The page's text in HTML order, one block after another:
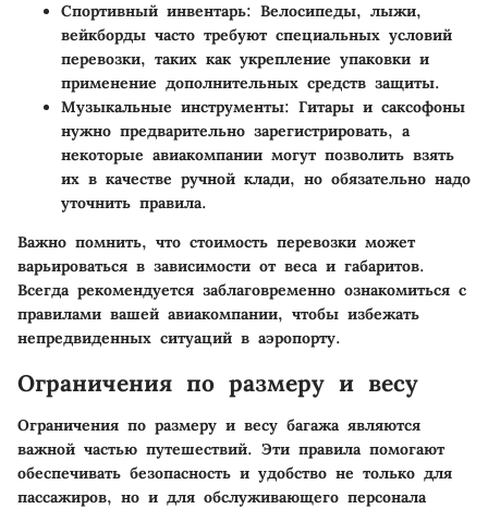
Спортивный инвентарь: Велосипеды, лыжи,
вейкборды часто требуют специальных условий
перевозки, таких как укрепление упаковки и
применение дополнительных средств защиты.
Музыкальные инструменты: Гитары и саксофоны
нужно предварительно зарегистрировать, а
некоторые авиакомпании могут позволить взять
их в качестве ручной клади, но обязательно надо
уточнить правила.
Важно помнить, что стоимость перевозки может
варьироваться в зависимости от веса и габаритов.
Всегда рекомендуется заблаговременно ознакомиться с
правилами вашей авиакомпании, чтобы избежать
непредвиденных ситуаций в аэропорту.
Ограничения по размеру и весу
Ограничения по размеру и весу багажа являются
важной частью путешествий. Эти правила помогают
обеспечивать безопасность и удобство не только для
пассажиров, но и для обслуживающего персонала